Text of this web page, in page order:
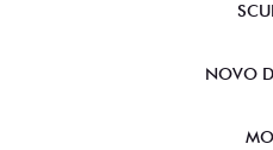
NOVO